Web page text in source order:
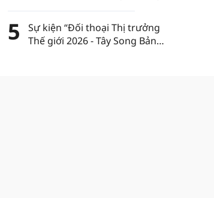
luôn nằm trong sự kiểm soát
của nhân loại
5
Sự kiện “Đối thoại Thị trưởng
Thế giới 2026 - Tây Song Bản